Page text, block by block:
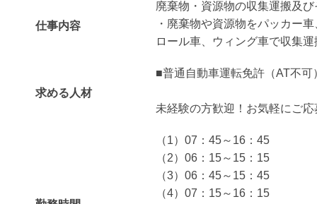
仕事内容
廃棄物・資源物の収集運搬及
・廃棄物や資源物をパッカー
ロール車、ウィング車で収集
求める人材
■普通自動車運転免許（AT不可
未経験の方歓迎！お気軽にご
（1）07：45～16：45
（2）06：15～15：15
（3）06：45～15：45
（4）07：15～16：15